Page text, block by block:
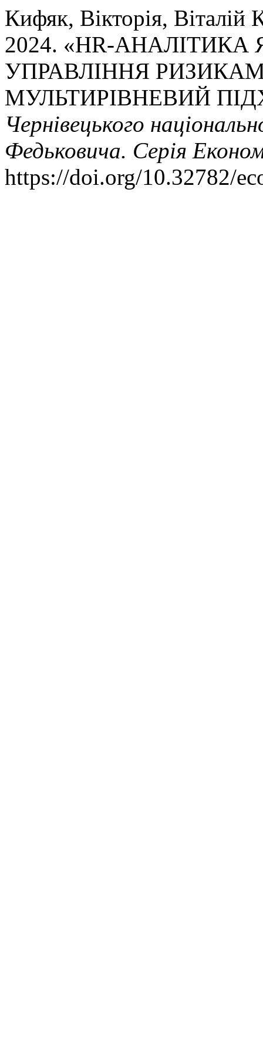
Кифяк, Вікторія, Віталій
2024. «HR-
УПРАВЛІННЯ
МУЛЬТИРІВНЕВИЙ
Чернівецького
Федьковича. Серія
https://doi.org/10.32782/